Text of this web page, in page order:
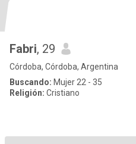
Fabri, 29
Córdoba, Córdoba, Argentina
Buscando: Mujer 22 - 35
Religión: Cristiano